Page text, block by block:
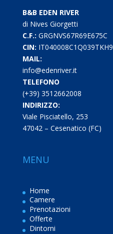
B&B EDEN RIVER
di Nives Giorgetti
C.F.: GRGNVS67R69E675C
CIN: IT040008C1Q039TKH9
MAIL:
info@edenriver.it
TELEFONO
(+39) 3512662008
INDIRIZZO:
Viale Pisciatello, 253
47042 – Cesenatico (FC)
MENU
Home
Camere
Prenotazioni
Offerte
Dintorni